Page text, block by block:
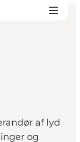
af lyd
og